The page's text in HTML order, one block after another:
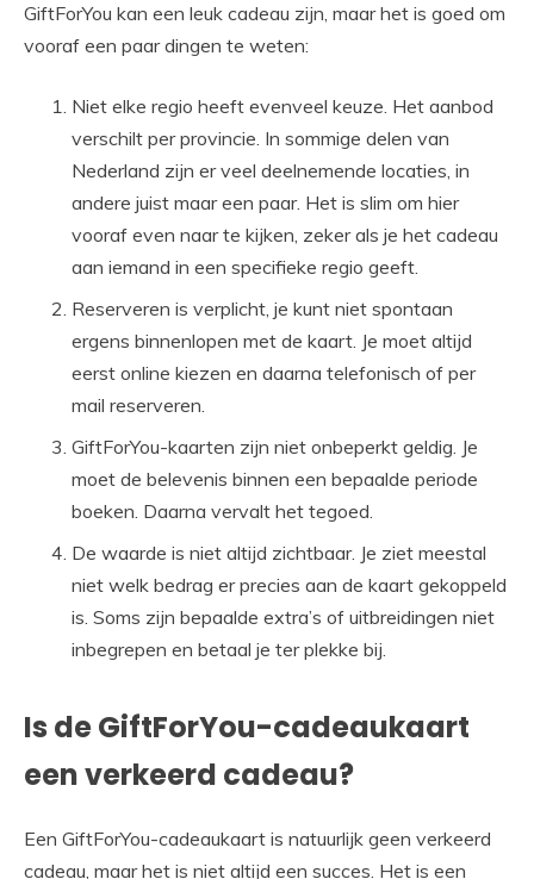
GiftForYou kan een leuk cadeau zijn, maar het is goed om
vooraf een paar dingen te weten:
Niet elke regio heeft evenveel keuze. Het aanbod
verschilt per provincie. In sommige delen van
Nederland zijn er veel deelnemende locaties, in
andere juist maar een paar. Het is slim om hier
vooraf even naar te kijken, zeker als je het cadeau
aan iemand in een specifieke regio geeft.
Reserveren is verplicht, je kunt niet spontaan
ergens binnenlopen met de kaart. Je moet altijd
eerst online kiezen en daarna telefonisch of per
mail reserveren.
GiftForYou-kaarten zijn niet onbeperkt geldig. Je
moet de belevenis binnen een bepaalde periode
boeken. Daarna vervalt het tegoed.
De waarde is niet altijd zichtbaar. Je ziet meestal
niet welk bedrag er precies aan de kaart gekoppeld
is. Soms zijn bepaalde extra’s of uitbreidingen niet
inbegrepen en betaal je ter plekke bij.
Is de GiftForYou-cadeaukaart
een verkeerd cadeau?
Een GiftForYou-cadeaukaart is natuurlijk geen verkeerd
cadeau, maar het is niet altijd een succes. Het is een